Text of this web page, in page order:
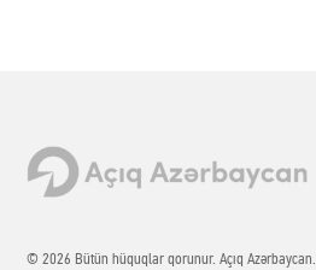
© 2026 Bütün hüquqlar qorunur. Açıq Azərbaycan.